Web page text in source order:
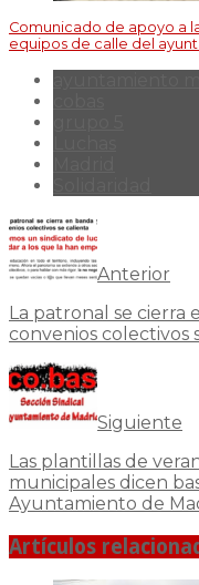
Comunicado de apoyo a
equipos de calle del
Anterior
La patronal se cierra
convenios colectivos
Siguiente
Las plantillas de
municipales dicen
Ayuntamiento de
Artículos